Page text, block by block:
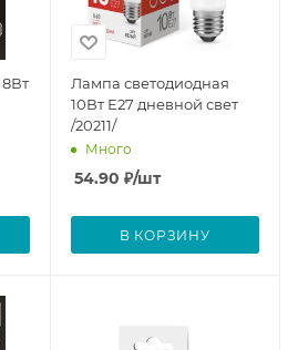
Лампа светодиодная
10Вт Е27 дневной свет
/20211/
Много
54.90 ₽/шт
В КОРЗИНУ